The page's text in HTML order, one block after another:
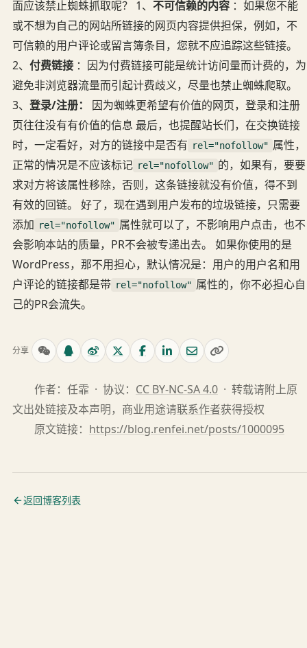
面应该禁止蜘蛛抓取呢？ 1、 不可信赖的内容：如果您不能
或不想为自己的网站所链接的网页内容提供担保，例如，不
可信赖的用户评论或留言簿条目，您就不应追踪这些链接。
2、 付费链接：因为付费链接可能是统计访问量而计费的，为
避免非浏览器流量而引起计费歧义，尽量也禁止蜘蛛爬取。
3、 登录/注册：
因为蜘蛛更希望有价值的网页，登录和注册
页往往没有有价值的信息 最后，也提醒站长们，在交换链接
时，一定看好，对方的链接中是否有 rel="nofollow" 属性，
正常的情况是不应该标记 rel="nofollow" 的，如果有，要要
求对方将该属性移除，否则，这条链接就没有价值，得不到
有效的回链。 好了，现在遇到用户发布的垃圾链接，只需要
添加 rel="nofollow" 属性就可以了，不影响用户点击，也不
会影响本站的质量，PR不会被专递出去。 如果你使用的是
WordPress，那不用担心，默认情况是：用户的用户名和用
户评论的链接都是带 rel="nofollow" 属性的，你不必担心自
己的PR会流失。
分享
作者：任霏 · 协议： CC BY-NC-SA 4.0· 转载请附上原
文出处链接及本声明，商业用途请联系作者获得授权
原文链接： https://blog.renfei.net/posts/1000095
返回博客列表